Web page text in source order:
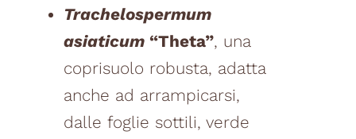
Trachelospermum
asiaticum “Theta”, una
coprisuolo robusta, adatta
anche ad arrampicarsi,
dalle foglie sottili, verde